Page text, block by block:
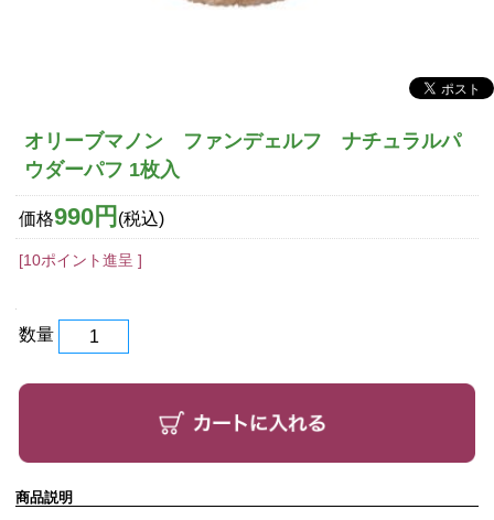
オリーブマノン ファンデェルフ ナチュラルパ
ウダーパフ 1枚入
価格990円 (税込)
[10ポイント進呈 ]
数量
商品説明